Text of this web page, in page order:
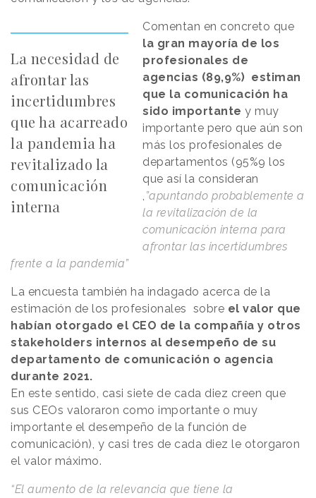
La necesidad de
afrontar las
incertidumbres
que ha acarreado
la pandemia ha
revitalizado la
comunicación
interna
Comentan en concreto que
la gran mayoría de los
profesionales de
agencias (89,9%) estiman
que la comunicación ha
sido importante y muy
importante pero que aún son
más los profesionales de
departamentos (95%9 los
que así la consideran
, ”apuntando probablemente a
la revitalización de la
comunicación interna para
afrontar las incertidumbres
frente a la pandemia”
La encuesta también ha indagado acerca de la
estimación de los profesionales sobre el valor que
habían otorgado el CEO de la compañía y otros
stakeholders internos al desempeño de su
departamento de comunicación o agencia
durante 2021.
En este sentido, casi siete de cada diez creen que
sus CEOs valoraron como importante o muy
importante el desempeño de la función de
comunicación), y casi tres de cada diez le otorgaron
el valor máximo.
“El aumento de la relevancia que tiene la